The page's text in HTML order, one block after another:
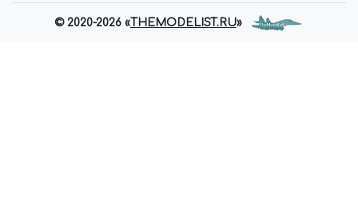
© 2020-2026 «THEMODELIST.RU»